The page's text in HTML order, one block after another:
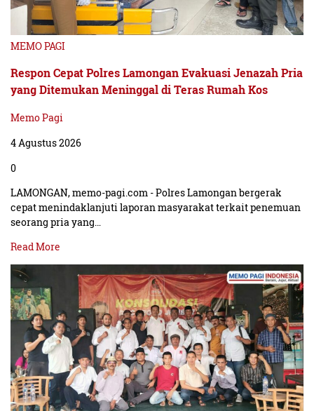
MEMO PAGI
Respon Cepat Polres Lamongan Evakuasi Jenazah Pria
yang Ditemukan Meninggal di Teras Rumah Kos
Memo Pagi
4 Agustus 2026
0
LAMONGAN, memo-pagi.com - Polres Lamongan bergerak
cepat menindaklanjuti laporan masyarakat terkait penemuan
seorang pria yang…
Read More